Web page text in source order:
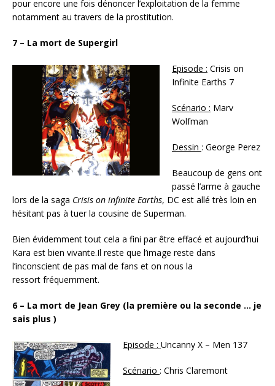
pour encore une fois dénoncer l’exploitation de la femme
notamment au travers de la prostitution.
7 – La mort de Supergirl
Episode : Crisis on
Infinite Earths 7
Scénario : Marv
Wolfman
Dessin : George Perez
Beaucoup de gens ont
passé l’arme à gauche
lors de la saga Crisis on infinite Earths, DC est allé très loin en
hésitant pas à tuer la cousine de Superman.
Bien évidemment tout cela a fini par être effacé et aujourd’hui
Kara est bien vivante.Il reste que l’image reste dans
l’inconscient de pas mal de fans et on nous la
ressort fréquemment.
6 – La mort de Jean Grey (la première ou la seconde … je
sais plus )
Episode : Uncanny X – Men 137
Scénario : Chris Claremont